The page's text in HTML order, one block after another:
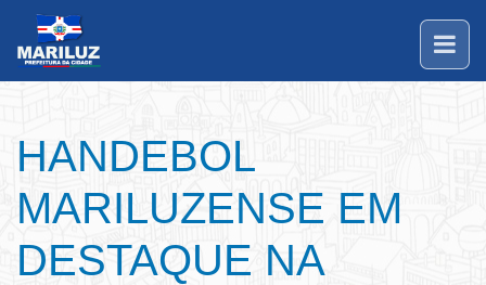
HANDEBOL
MARILUZENSE EM
DESTAQUE NA